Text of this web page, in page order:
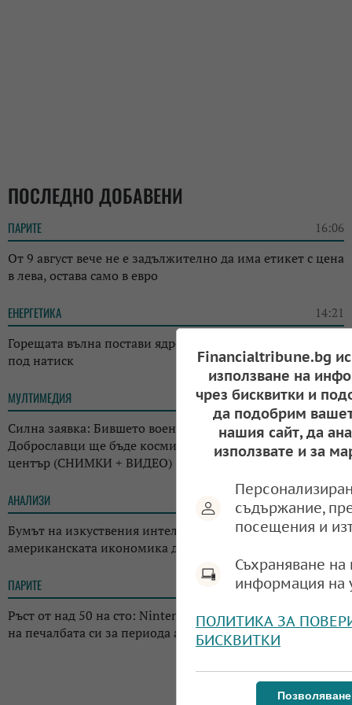
ПОСЛЕДНО ДОБАВЕНИ
ПАРИТЕ 16:06
От 9 август вече не е задължително да има етикет с цена
в лева, остава само в евро
ЕНЕРГЕТИКА 14:21
Горещата вълна постави ядрената енергетика на Европа
под натиск
МУЛТИМЕДИЯ 13:16
Силна заявка: Бившето военно летище край
Доброславци ще бъде космически и технологичен
център (СНИМКИ + ВИДЕО)
АНАЛИЗИ 12:18
Бумът на изкуствения интелект променя
американската икономика до неузнаваемост
ПАРИТЕ 12:11
Ръст от над 50 на сто: Nintendo отчете драстичен скок
на печалбата си за периода април-юни 2026 г.
Financialtribune.bg
използване на
чрез бисквитки и
да подобрим
нашия сайт, да
използвате и за
съдържание,
посещения и
Съхраняване
информация на
ПОЛИТИКА ЗА
БИСКВИТКИ